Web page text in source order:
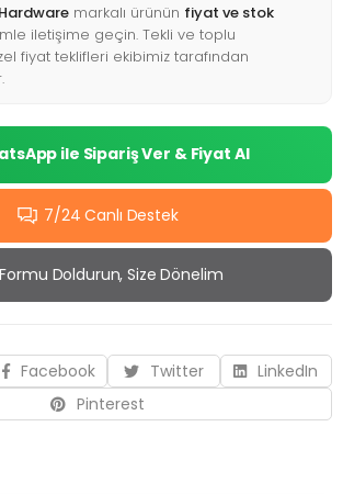
markalı ürünün fiyat ve stok
iletişime geçin. Tekli ve toplu
fiyat teklifleri ekibimiz tarafından
ile Sipariş Ver & Fiyat Al
7/24 Canlı Destek
Formu Doldurun, Size Dönelim
Facebook Twitter
LinkedIn
Pinterest